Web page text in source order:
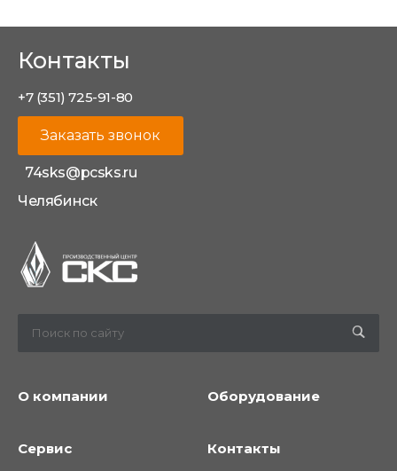
Контакты
+7 (351) 725-91-80
Заказать звонок
74sks@pcsks.ru
Челябинск
О компании Оборудование
Сервис Контакты